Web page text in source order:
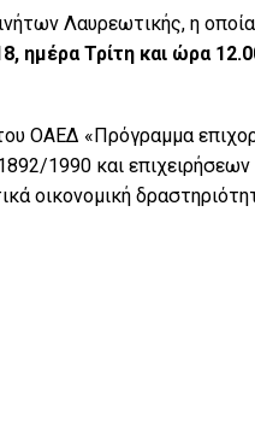
Λαυρεωτικής, η
ημέρα Τρίτη και ώρα
ΟΑΕΔ «Πρόγραµµα
1990 και επιχειρήσεων
οικονοµική